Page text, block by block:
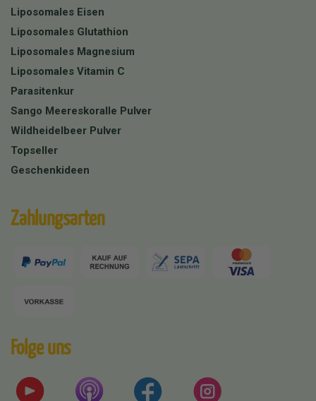
Liposomales Eisen
Liposomales Glutathion
Liposomales Magnesium
Liposomales Vitamin C
Parasitenkur
Sango Meereskoralle Pulver
Wildheidelbeer Pulver
Topseller
Geschenkideen
Zahlungsarten
Folge uns